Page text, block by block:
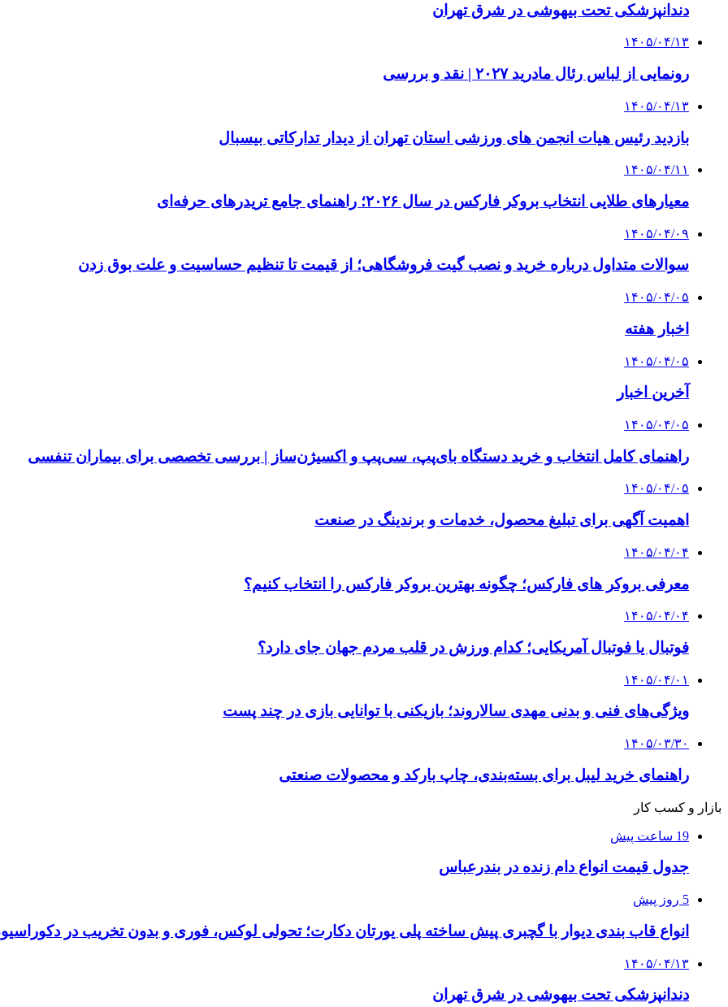
دندانپزشکی تحت بیهوشی در شرق تهران
۱۴۰۵/۰۴/۱۳
رونمایی از لباس رئال مادرید ۲۰۲۷ | نقد و بررسی
۱۴۰۵/۰۴/۱۳
بازدید رئیس هیات انجمن های ورزشی استان تهران از دیدار تدارکاتی بیسبال
۱۴۰۵/۰۴/۱۱
معیارهای طلایی انتخاب بروکر فارکس در سال ۲۰۲۶؛ راهنمای جامع تریدرهای حرفه‌ای
۱۴۰۵/۰۴/۰۹
سوالات متداول درباره خرید و نصب گیت فروشگاهی؛ از قیمت تا تنظیم حساسیت و علت بوق زدن
۱۴۰۵/۰۴/۰۵
اخبار هفته
۱۴۰۵/۰۴/۰۵
آخرین اخبار
۱۴۰۵/۰۴/۰۵
راهنمای کامل انتخاب و خرید دستگاه بای‌پپ، سی‌پپ و اکسیژن‌ساز | بررسی تخصصی برای بیماران تنفسی
۱۴۰۵/۰۴/۰۵
اهمیت آگهی برای تبلیغ محصول، خدمات و برندینگ در صنعت
۱۴۰۵/۰۴/۰۴
معرفی بروکر های فارکس؛ چگونه بهترین بروکر فارکس را انتخاب کنیم؟
۱۴۰۵/۰۴/۰۴
فوتبال یا فوتبال آمریکایی؛ کدام ورزش در قلب مردم جهان جای دارد؟
۱۴۰۵/۰۴/۰۱
ویژگی‌های فنی و بدنی مهدی سالاروند؛ بازیکنی با توانایی بازی در چند پست
۱۴۰۵/۰۳/۳۰
راهنمای خرید لیبل برای بسته‌بندی، چاپ بارکد و محصولات صنعتی
بازار و کسب کار
19 ساعت پیش
جدول قیمت انواع دام زنده در بندرعباس
5 روز پیش
انواع قاب بندی دیوار با گچبری پیش ساخته پلی یورتان دکارت؛ تحولی لوکس، فوری و بدون تخریب در
۱۴۰۵/۰۴/۱۳
دندانپزشکی تحت بیهوشی در شرق تهران